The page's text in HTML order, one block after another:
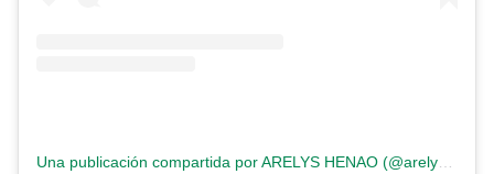
Una publicación compartida por ARELYS HENAO (@arelyshenao)